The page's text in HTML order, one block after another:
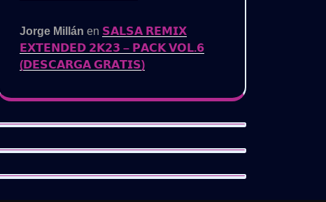
Jorge Millán en 𝗦𝗔𝗟𝗦𝗔 𝗥𝗘𝗠𝗜𝗫
𝗘𝗫𝗧𝗘𝗡𝗗𝗘𝗗 𝟮𝗞𝟮𝟯 – 𝗣𝗔𝗖𝗞 𝗩𝗢𝗟.𝟲
(𝗗𝗘𝗦𝗖𝗔𝗥𝗚𝗔 𝗚𝗥𝗔𝗧𝗜𝗦)